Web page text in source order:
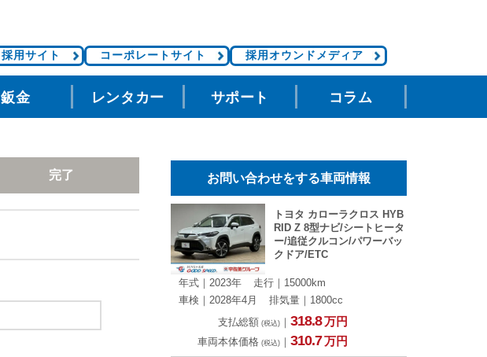
採用サイト コーポレートサイト 採用オウンドメディア
鈑金 レンタカー サポート コラム
お問い合わせをする車両情報
トヨタ カローラクロス HYB
RID Z 8型ナビ/シートヒータ
ー/追従クルコン/パワーバッ
クドア/ETC
年式｜2023年
走行｜15000km
車検｜2028年4月
排気量｜1800cc
支払総額 (税込) ｜ 318.8万円
車両本体価格 (税込) ｜ 310.7万円
完了